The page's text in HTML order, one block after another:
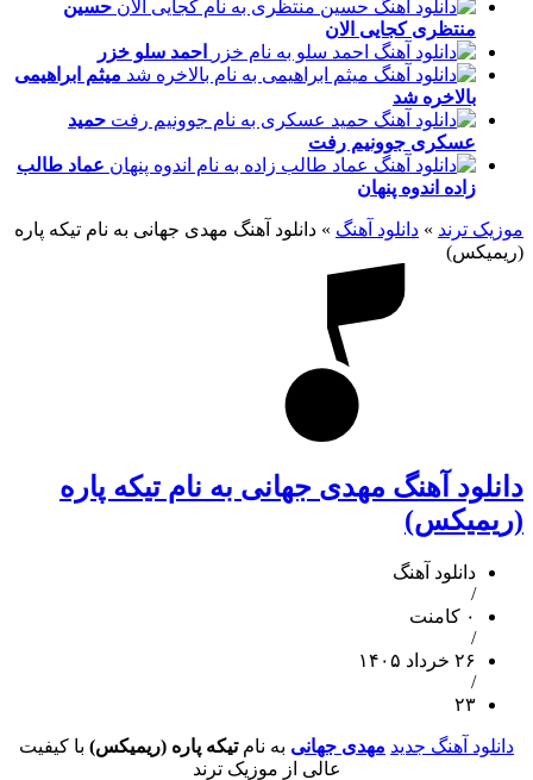
حسین
منتظریکجایی الان
احمد سلو خزر
میثم ابراهیمی
بالاخره شد
حمید
عسکری جوونیم رفت
عماد طالب
زاده اندوه پنهان
موزیک ترند » دانلود آهنگ » دانلود آهنگ مهدی جهانی به نام تیکه پاره
(ریمیکس)
دانلود آهنگ مهدی جهانی به نام تیکه پاره
(ریمیکس)
دانلود آهنگ
/
۰ کامنت
/
۲۶ خرداد ۱۴۰۵
/
۲۳
دانلود آهنگ جدید مهدی جهانی به نامتیکه پاره (ریمیکس) با کیفیت
عالی از موزیک ترند